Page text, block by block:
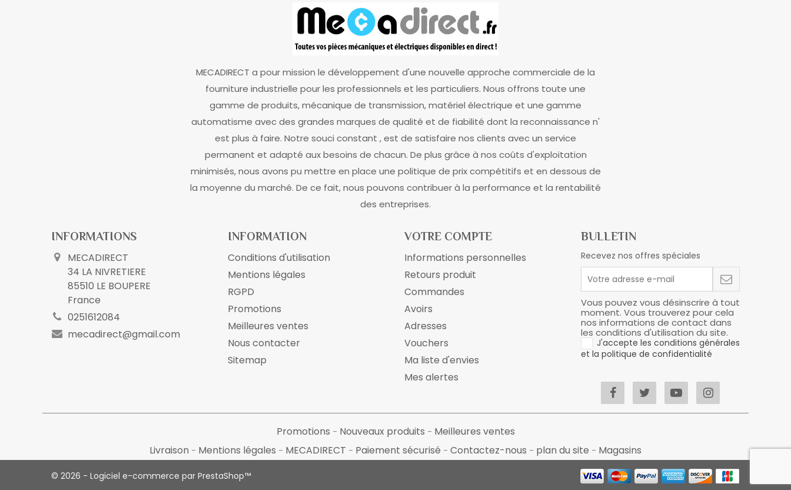
MECADIRECT a pour mission le développement d'une nouvelle approche commerciale de la
fourniture industrielle pour les professionnels et les particuliers. Nous offrons toute une
gamme de produits, mécanique de transmission, matériel électrique et une gamme
automatisme avec des grandes marques de qualité et de fiabilité dont la reconnaissance n'
est plus à faire. Notre souci constant , est de satisfaire nos clients avec un service
permanent et adapté aux besoins de chacun. De plus grâce à nos coûts d'exploitation
minimisés, nous avons pu mettre en place une politique de prix compétitifs et en dessous de
la moyenne du marché. De ce fait, nous pouvons contribuer à la performance et la rentabilité
des entreprises.
INFORMATIONS
MECADIRECT
34 LA NIVRETIERE
85510 LE BOUPERE
France
0251612084
mecadirect@gmail.com
INFORMATION
Conditions d'utilisation
Mentions légales
RGPD
Promotions
Meilleures ventes
Nous contacter
Sitemap
VOTRE COMPTE
Informations personnelles
Retours produit
Commandes
Avoirs
Adresses
Vouchers
Ma liste d'envies
Mes alertes
BULLETIN
Recevez nos offres spéciales
Vous pouvez vous désinscrire à tout
moment. Vous trouverez pour cela
nos informations de contact dans
les conditions d'utilisation du site.
J'accepte les conditions générales
et la politique de confidentialité
Promotions Nouveaux produits
Meilleures ventes
Livraison
Mentions légales MECADIRECT Paiement sécurisé Contactez-nous plan du site Magasins
© 2026 - Logiciel e-commerce par PrestaShop™